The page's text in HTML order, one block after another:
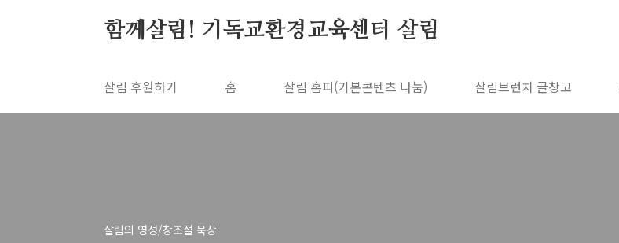
함께살림! 기독교환경교육센터 살림
살림 후원하기 홈 살림 홈피(기본콘텐츠 나눔) 살림브런치 글창고
살림의 영성/창조절 묵상